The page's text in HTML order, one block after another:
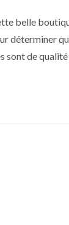
belle
déterminer
de